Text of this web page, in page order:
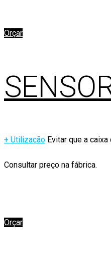
Orçar
+ Utilização Evitar que a
Consultar preço na fábrica.
Orçar